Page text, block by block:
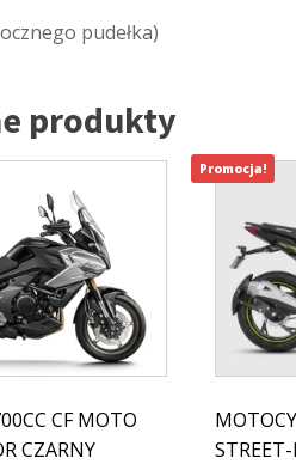
pudełka)
produkty
CF MOTO
CZARNY
Promocja!